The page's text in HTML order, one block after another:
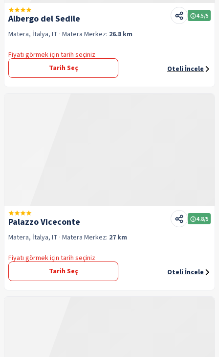
Albergo del Sedile 4.5/5
Matera, İtalya, IT · Matera Merkez: 26.8 km
Fiyatı görmek için tarih seçiniz
Tarih Seç
Oteli İncele
Palazzo Viceconte 4.8/5
Matera, İtalya, IT · Matera Merkez: 27 km
Fiyatı görmek için tarih seçiniz
Tarih Seç
Oteli İncele